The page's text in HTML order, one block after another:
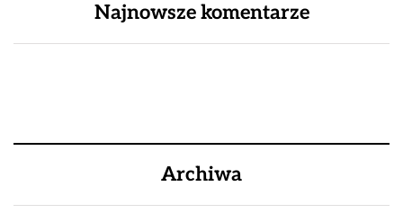
Najnowsze komentarze
Archiwa